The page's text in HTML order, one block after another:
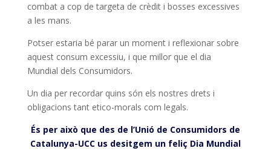
combat a cop de targeta de crèdit i bosses excessives
a les mans.
Potser estaria bé parar un moment i reflexionar sobre
aquest consum excessiu, i que millor que el dia
Mundial dels Consumidors.
Un dia per recordar quins són els nostres drets i
obligacions tant etico-morals com legals.
És per això que des de l’Unió de Consumidors de
Catalunya-UCC us desitgem un feliç Dia Mundial